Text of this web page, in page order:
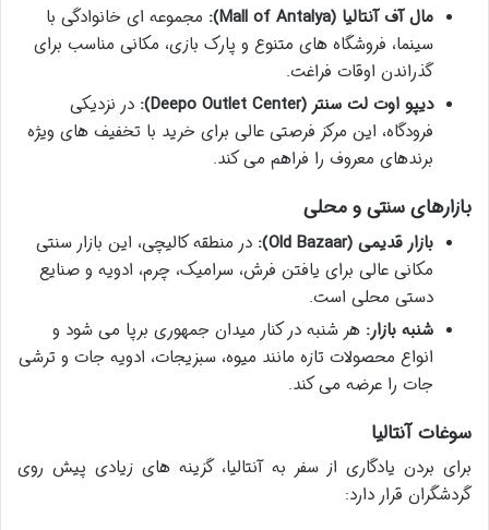
مال آف آنتالیا (Mall of Antalya):
مجموعه ای خانوادگی با
سینما، فروشگاه های متنوع و پارک بازی، مکانی مناسب برای
گذراندن اوقات فراغت.
دیپو اوت لت سنتر (Deepo Outlet Center):
در نزدیکی
فرودگاه، این مرکز فرصتی عالی برای خرید با تخفیف های ویژه
برندهای معروف را فراهم می کند.
بازارهای سنتی و محلی
بازار قدیمی (Old Bazaar):
در منطقه کالیچی، این بازار سنتی
مکانی عالی برای یافتن فرش، سرامیک، چرم، ادویه و صنایع
دستی محلی است.
شنبه بازار: هر شنبه در کنار میدان جمهوری برپا می شود و
انواع محصولات تازه مانند میوه، سبزیجات، ادویه جات و ترشی
جات را عرضه می کند.
سوغات آنتالیا
برای بردن یادگاری از سفر به آنتالیا، گزینه های زیادی پیش روی
گردشگران قرار دارد: